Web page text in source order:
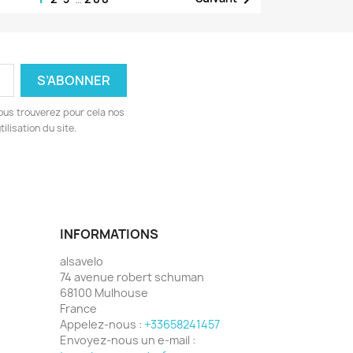
trouverez pour cela nos
du site.
INFORMATIONS
alsavelo
74 avenue robert schuman
68100 Mulhouse
France
Appelez-nous : +33658241457
Envoyez-nous un e-mail :